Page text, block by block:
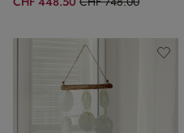
(40.04% gespart)